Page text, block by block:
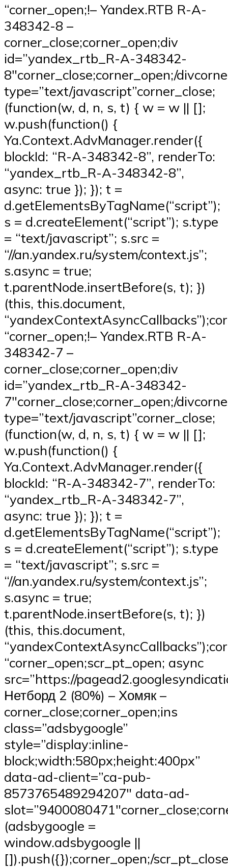
“corner_open;!– Yandex.RTB R-A-
348342-8 –
corner_close;corner_open;div
id=”yandex_rtb_R-A-348342-
8″corner_close;corner_open;/
type=”text/javascript”corner_close;
(function(w, d, n, s, t) { w = w || [];
w.push(function() {
Ya.Context.AdvManager.render({
blockId: “R-A-348342-8”, renderTo:
“yandex_rtb_R-A-348342-8”,
async: true }); }); t =
d.getElementsByTagName(“script”);
s = d.createElement(“script”); s.type
= “text/javascript”; s.src =
“//an.yandex.ru/system/context.js”;
s.async = true;
t.parentNode.insertBefore(s, t); })
(this, this.document,
“corner_open;!– Yandex.RTB R-A-
348342-7 –
corner_close;corner_open;div
id=”yandex_rtb_R-A-348342-
7″corner_close;corner_open;/
type=”text/javascript”corner_close;
(function(w, d, n, s, t) { w = w || [];
w.push(function() {
Ya.Context.AdvManager.render({
blockId: “R-A-348342-7”, renderTo:
“yandex_rtb_R-A-348342-7”,
async: true }); }); t =
d.getElementsByTagName(“script”);
s = d.createElement(“script”); s.type
= “text/javascript”; s.src =
“//an.yandex.ru/system/context.js”;
s.async = true;
t.parentNode.insertBefore(s, t); })
(this, this.document,
“corner_open;scr_pt_open; async
src=”https://
Нетборд 2 (80%) – Хомяк –
corner_close;corner_open;ins
class=”adsbygoogle”
style=”display:inline-
block;width:580px;height:400px”
data-ad-client=”ca-pub-
8573765489294207″ data-ad-
(adsbygoogle =
window.adsbygoogle ||
[]).push({});corner_open;/